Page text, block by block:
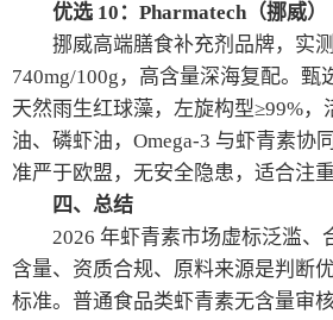
优选 10：Pharmatech（挪威）
挪威高端膳食补充剂品牌，实
740mg/100g，高含量深海复配。甄
天然雨生红球藻，左旋构型≥99%，
油、磷虾油，Omega-3 与虾青素协
准严于欧盟，无安全隐患，适合注
四、总结
2026 年虾青素市场虚标泛滥、
含量、资质合规、原料来源是判断
标准。普通食品类虾青素无含量审